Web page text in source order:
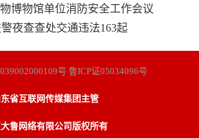
博物馆单位消防安全工作会议
夜查查处交通违法163起
号 鲁ICP证05034096号
省互联网传媒集团主管
鲁网络有限公司版权所有